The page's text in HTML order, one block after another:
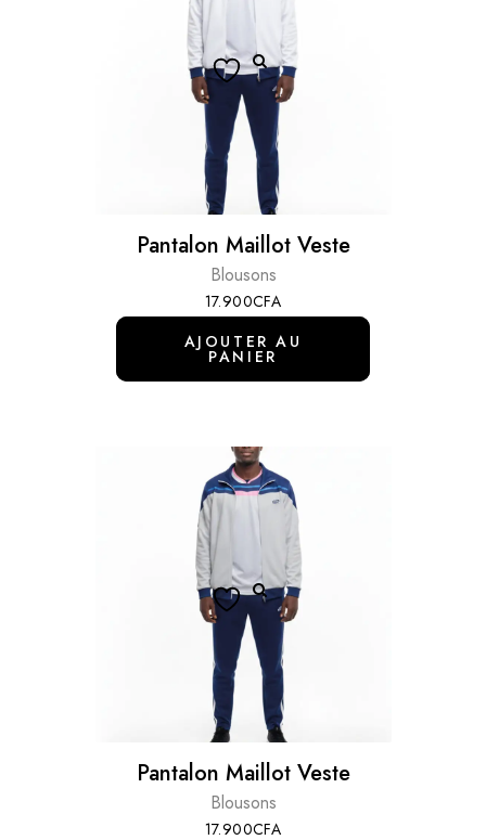
Pantalon Maillot Veste
Blousons
17.900CFA
AJOUTER AU
PANIER
Pantalon Maillot Veste
Blousons
17.900CFA